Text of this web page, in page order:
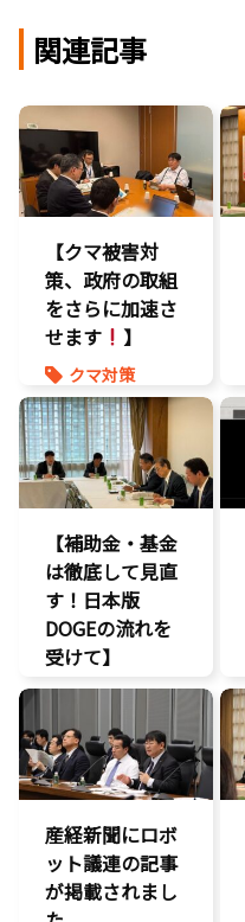
関連記事
【クマ被害対
策、政府の取組
をさらに加速さ
せます
】
クマ対策
ヒグマ対策
環境部会
【補助金・基金
は徹底して見直
す！日本版
DOGEの流れを
受けて】
環境部会
経済政策
産経新聞にロボ
ット議連の記事
が掲載されまし